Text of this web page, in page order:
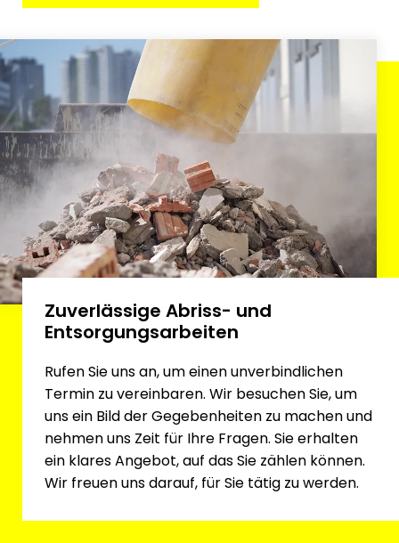
Zuverlässige Abriss- und
Entsorgungsarbeiten
Rufen Sie uns an, um einen unverbindlichen
Termin zu vereinbaren. Wir besuchen Sie, um
uns ein Bild der Gegebenheiten zu machen und
nehmen uns Zeit für Ihre Fragen. Sie erhalten
ein klares Angebot, auf das Sie zählen können.
Wir freuen uns darauf, für Sie tätig zu werden.